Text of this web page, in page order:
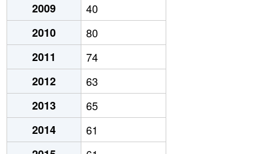
2009
40
2010
80
2011
74
2012
63
2013
65
2014
61